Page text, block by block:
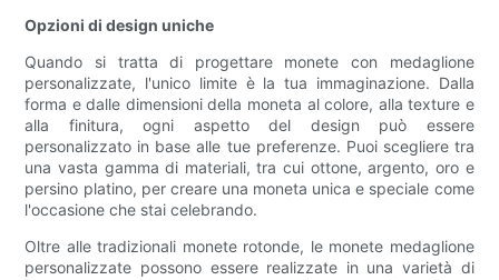
Opzioni di design uniche
Quando si tratta di progettare monete con medaglione
personalizzate, l'unico limite è la tua immaginazione. Dalla
forma e dalle dimensioni della moneta al colore, alla texture e
alla finitura, ogni aspetto del design può essere
personalizzato in base alle tue preferenze. Puoi scegliere tra
una vasta gamma di materiali, tra cui ottone, argento, oro e
persino platino, per creare una moneta unica e speciale come
l'occasione che stai celebrando.
Oltre alle tradizionali monete rotonde, le monete medaglione
personalizzate possono essere realizzate in una varietà di